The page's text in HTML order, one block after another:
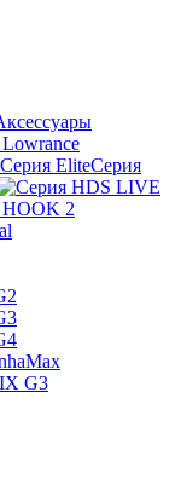
Серия
2
G3